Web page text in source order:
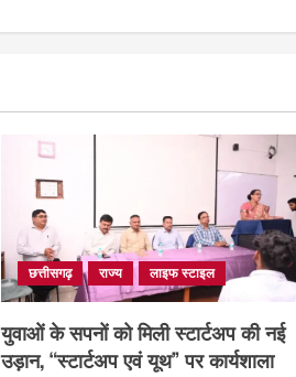
छत्तीसगढ़ राज्य लाइफ स्टाइल
युवाओं के सपनों को मिली स्टार्टअप की नई
उड़ान, “स्टार्टअप एवं यूथ” पर कार्यशाला